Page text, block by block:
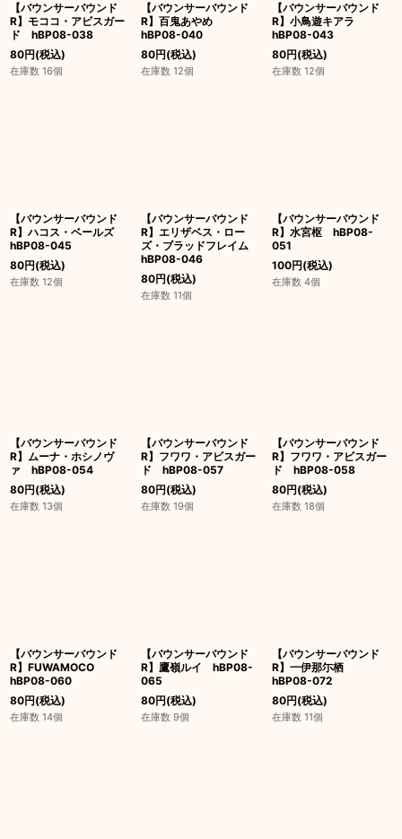
【バウンサーバウンド
R】モココ・アビスガー
ド hBP08-038
80円(税込)
在庫数 16個
【バウンサーバウンド
R】百鬼あやめ
hBP08-040
80円(税込)
在庫数 12個
【バウンサーバウンド
R】小鳥遊キアラ
hBP08-043
80円(税込)
在庫数 12個
【バウンサーバウンド
R】ハコス・ベールズ
hBP08-045
80円(税込)
在庫数 12個
【バウンサーバウンド
R】エリザベス・ロー
ズ・ブラッドフレイム
hBP08-046
80円(税込)
在庫数 11個
【バウンサーバウンド
R】水宮枢 hBP08-
051
100円(税込)
在庫数 4個
【バウンサーバウンド
R】ムーナ・ホシノヴ
ァ hBP08-054
80円(税込)
在庫数 13個
【バウンサーバウンド
R】フワワ・アビスガー
ド hBP08-057
80円(税込)
在庫数 19個
【バウンサーバウンド
R】フワワ・アビスガー
ド hBP08-058
80円(税込)
在庫数 18個
【バウンサーバウンド
R】FUWAMOCO
hBP08-060
80円(税込)
在庫数 14個
【バウンサーバウンド
R】鷹嶺ルイ hBP08-
065
80円(税込)
在庫数 9個
【バウンサーバウンド
R】一伊那尓栖
hBP08-072
80円(税込)
在庫数 11個